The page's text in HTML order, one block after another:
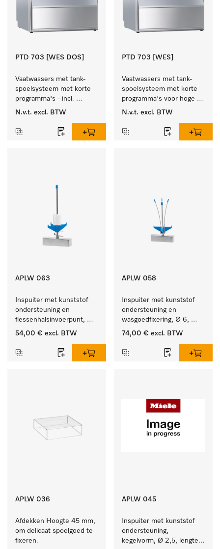
PTD 703 [WES DOS]
Vaatwassers met tank-
spoelsysteem met korte
programma's - incl.
geïntegreerde
ontharder.
N.v.t. excl. BTW
PTD 703 [WES]
Vaatwassers met tank-
spoelsysteem met korte
programma's voor hoge
spoelsnelheden - incl.
N.v.t. excl. BTW
APLW 063
Inspuiter met kunststof
ondersteuning en
flessenhalsinvoerpunt,
ster, Ø 6, lengte 175 mm.
54,00 € excl. BTW
APLW 058
Inspuiter met kunststof
ondersteuning en
wasgoedfixering, Ø 6,
lengte 135 mm.
74,00 € excl. BTW
APLW 036
Afdekken Hoogte 45 mm,
om delicaat spoelgoed te
fixeren.
APLW 045
Inspuiter met kunststof
ondersteuning,
kegelvorm, Ø 2,5, lengte